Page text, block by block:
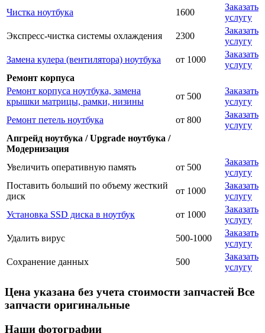
Чистка ноутбука
1600
Заказать
услугу
Экспресс-чистка системы охлаждения
2300
Заказать
услугу
Замена кулера (вентилятора) ноутбука
от 1000
Заказать
услугу
Ремонт корпуса
Ремонт корпуса ноутбука, замена
крышки матрицы, рамки, низины
от 500
Заказать
услугу
Ремонт петель ноутбука
от 800
Заказать
услугу
Апгрейд ноутбука / Upgrade ноутбука /
Модернизация
Увеличить оперативную память
от 500
Заказать
услугу
Поставить больший по объему жесткий
диск
от 1000
Заказать
услугу
Установка SSD диска в ноутбук
от 1000
Заказать
услугу
Удалить вирус
500-1000
Заказать
услугу
Сохранение данных
500
Заказать
услугу
Цена указана без учета стоимости запчастей Все
запчасти оригинальные
Наши фотографии